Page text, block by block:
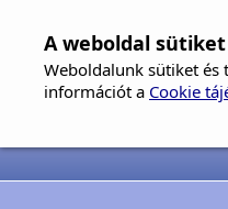
A weboldal
Weboldalunk sütiket és
információt a Cookie